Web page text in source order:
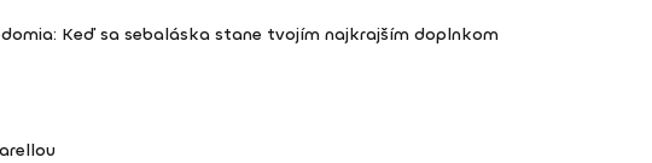
Keď sa sebaláska stane tvojím najkrajším doplnkom